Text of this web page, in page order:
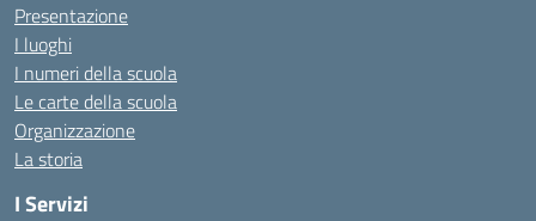
Presentazione
I luoghi
I numeri della scuola
Le carte della scuola
Organizzazione
La storia
I Servizi